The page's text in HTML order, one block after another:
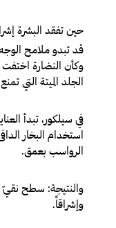
حين تفقد البشرة
قد تبدو ملامح
وكأن النضارة
الجلد الميتة التي
في سيلكور، تبدأ
استخدام البخار
الرواسب بعمق.
والنتيجة: سطح نقيّ
وإشراقاً.